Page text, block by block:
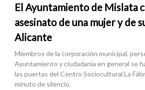
El Ayuntamiento de Mislata
asesinato de una mujer y de
Alicante
Miembros de la corporación municipal,
Ayuntamiento y ciudadanía en general se
las puertas del Centro Sociocultural La
minuto de silencio.